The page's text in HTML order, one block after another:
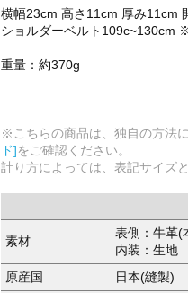
横幅23cm 高さ11cm 厚み11cm
ショルダーベルト109c~130cm
重量：約370g
※こちらの商品は、独自の方法
ド]をご確認ください。
計り方によっては、表記サイズ
素材
表側：牛革(
内装：生地
原産国
日本(縫製)